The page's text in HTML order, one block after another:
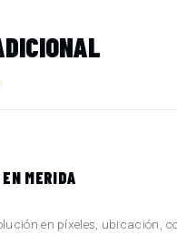
MERIDA
en píxeles, ubicación,